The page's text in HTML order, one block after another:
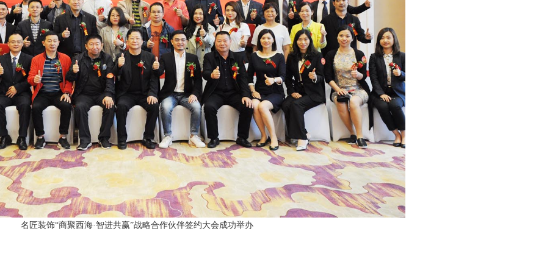
名匠装饰“商聚西海·智进共赢”战略合作伙伴签约大会成功举办